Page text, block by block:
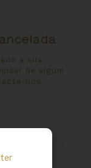
a sua
de algum
nos